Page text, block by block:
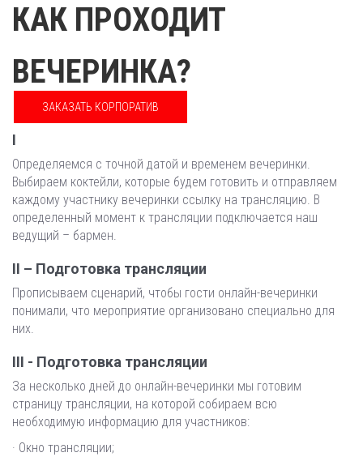
КАК ПРОХОДИТ
ВЕЧЕРИНКА?
ЗАКАЗАТЬ КОРПОРАТИВ
I
Определяемся с точной датой и временем вечеринки.
Выбираем коктейли, которые будем готовить и отправляем
каждому участнику вечеринки ссылку на трансляцию. В
определенный момент к трансляции подключается наш
ведущий – бармен.
II – Подготовка трансляции
Прописываем сценарий, чтобы гости онлайн-вечеринки
понимали, что мероприятие организовано специально для
них.
III - Подготовка трансляции
За несколько дней до онлайн-вечеринки мы готовим
страницу трансляции, на которой собираем всю
необходимую информацию для участников:
· Окно трансляции;